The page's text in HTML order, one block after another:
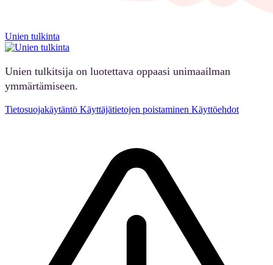
Unien tulkinta
Unien tulkitsija on luotettava oppaasi unimaailman
ymmärtämiseen.
Tietosuojakäytäntö Käyttäjätietojen poistaminen Käyttöehdot